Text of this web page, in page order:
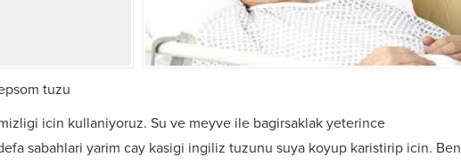
tuzu
icin kullaniyoruz. Su ve meyve ile bagirsaklak yeterince
sabahlari yarim cay kasigi ingiliz tuzunu suya koyup karistirip icin. Ben